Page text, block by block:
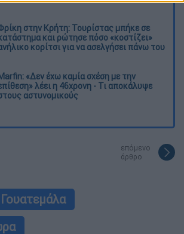
στην Κρήτη: Τουρίστας μπήκε σε
και ρώτησε πόσο «κοστίζει»
κορίτσι για να ασελγήσει πάνω του
«Δεν έχω καμία σχέση με την
λέει η 46χρονη - Τι αποκάλυψε
αστυνομικούς
επόμενο
άρθρο
Γουατεμάλα